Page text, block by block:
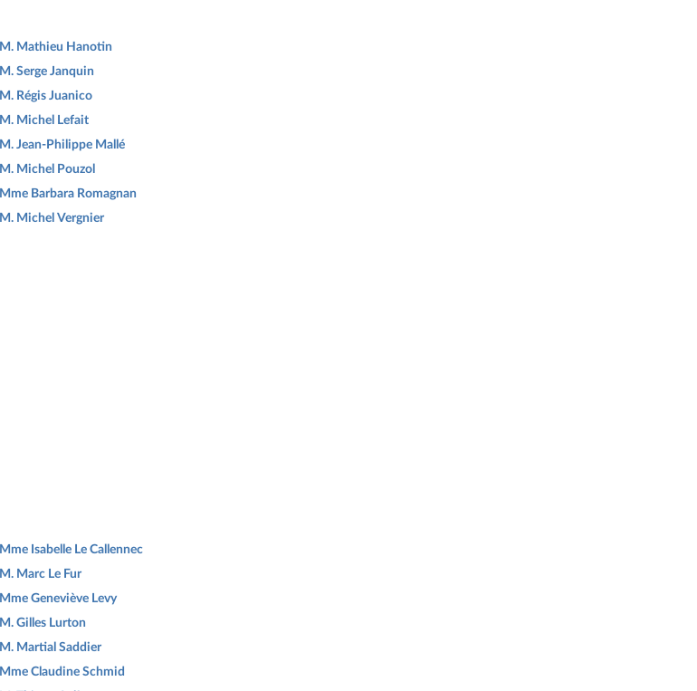
M. Mathieu Hanotin
M. Serge Janquin
M. Régis Juanico
M. Michel Lefait
M. Jean-Philippe Mallé
M. Michel Pouzol
Mme Barbara Romagnan
M. Michel Vergnier
Mme Isabelle Le Callennec
M. Marc Le Fur
Mme Geneviève Levy
M. Gilles Lurton
M. Martial Saddier
Mme Claudine Schmid